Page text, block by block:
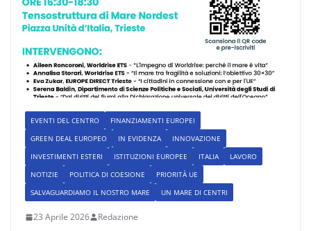
EVENTI DEL CENTRO
FINANZIAMENTI EUROPEI
GREEN DEAL EUROPEO
IN EVIDENZA
INNOVAZIONE
INVESTIMENTI ESTERI
ISTITUZIONI EUROPEE ITALIA
LAVORO
NOTIZIE
POLITICA DI COESIONE
PRIORITÀ UE
SALVAGUARDIAMO IL NOSTRO MARE
UN MARE DI CENTRI
23 Aprile 2026 Redazione